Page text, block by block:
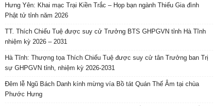
Hưng Yên: Khai mạc Trại Kiền Trắc – Họp bạn ngành Thiếu Gia đình
Phật tử tỉnh năm 2026
TT. Thích Chiếu Tuệ được suy cử Trưởng BTS GHPGVN tỉnh Hà Tĩnh
nhiệm kỳ 2026 – 2031
Hà Tĩnh: Thượng tọa Thích Chiếu Tuệ được suy cử tân Trưởng ban Trị
sự GHPGVN tỉnh, nhiệm kỳ 2026-2031
Đêm lễ Ngũ Bách Danh kính mừng vía Bồ tát Quán Thế Âm tại chùa
Phước Hưng